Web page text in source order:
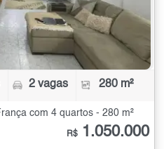
2 vagas 280 m²
com 4 quartos - 280 m²
R$ 1.050.000